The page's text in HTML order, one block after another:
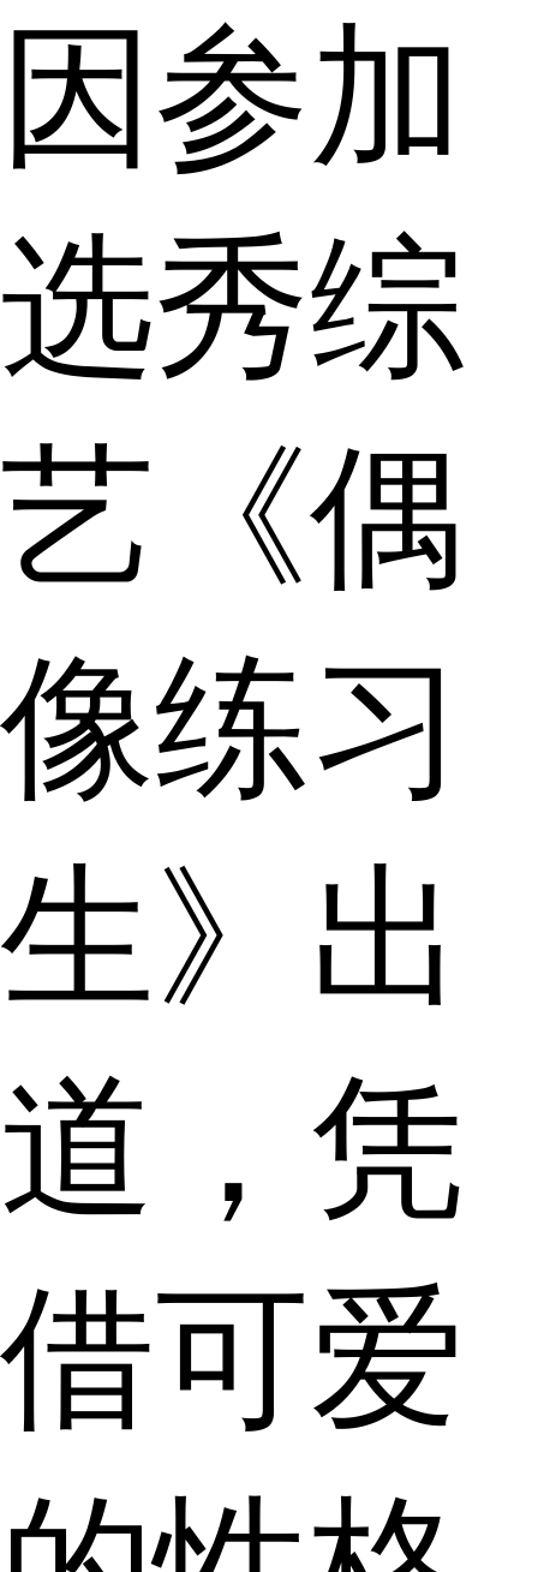
因参加
选秀综
艺《偶
像练习
生》出
道，凭
借可爱